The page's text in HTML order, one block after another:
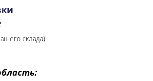
склада)